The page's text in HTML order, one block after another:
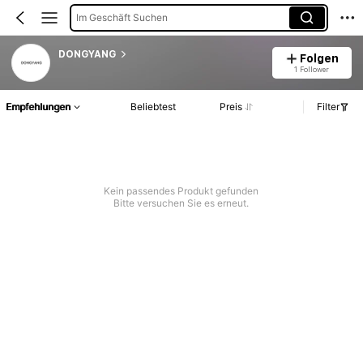
Im Geschäft Suchen
DONGYANG Folgen
1 Follower
Empfehlungen Beliebtest Preis Filter
Kein passendes Produkt gefunden
Bitte versuchen Sie es erneut.